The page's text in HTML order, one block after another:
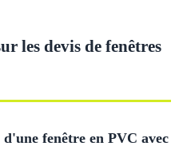
les devis de fenêtres
fenêtre en PVC avec